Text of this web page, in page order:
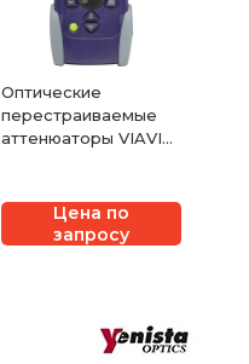
Оптические
перестраиваемые
аттенюаторы VIAVI
Цена по
запросу